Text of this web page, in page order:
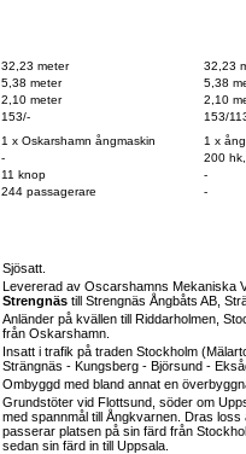
32,23 meter
32,23
5,38 meter
5,38
2,10 meter
2,10
153/-
153/
1 x Oskarshamn ångmaskin
1 x
-
200
11 knop
-
244 passagerare -
Sjösatt.
Levererad av Oscarshamns Mekaniska
Strengnäs till Strengnäs Ångbåts AB,
Anländer på kvällen till Riddarholmen,
från Oskarshamn.
Insatt i trafik på traden Stockholm
Strängnäs - Kungsberg - Björsund -
Ombyggd med bland annat en
Grundstöter vid Flottsund, söder om
med spannmål till Ångkvarnen. Dras
passerar platsen på sin färd från
sedan sin färd in till Uppsala.